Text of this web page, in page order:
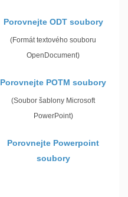
Porovnejte ODT soubory
(Formát textového souboru
OpenDocument)
Porovnejte POTM soubory
(Soubor šablony Microsoft
PowerPoint)
Porovnejte Powerpoint
soubory